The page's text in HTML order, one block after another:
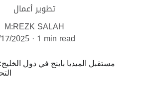
تطوير أعمال
M:REZK SALAH
2025 1 min read